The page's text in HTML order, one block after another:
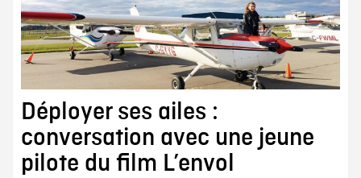
Déployer ses ailes :
conversation avec une jeune
pilote du film L’envol